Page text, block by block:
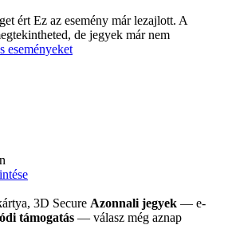
ért Ez az esemény már lezajlott. A
de jegyek már nem
eseményeket
3D Secure Azonnali jegyek — e-
támogatás — válasz még aznap